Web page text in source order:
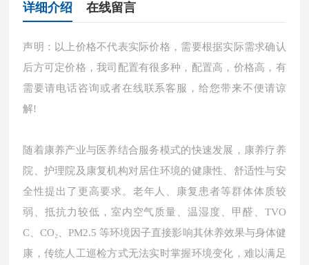
详细介绍 在线留言
声明：以上价格不代表实际价格，需要根据实际需求确认
后方可定价格，我司配置有很多种，配置高，价格高，有
需要请电话咨询或者在线联系客服，给您带来不便请谅
解!
随着康养产业与医养结合服务模式的快速发展，康养疗养
院、护理院及康复机构对居住环境的健康性、舒适性与安
全性提出了更高要求。老年人、康复患者等群体体质较
弱、抵抗力较低，室内空气质量、温湿度、甲醛、TVO
C、CO₂、PM2.5 等环境因子直接影响其休养效果与身体健
康，传统人工巡检方式无法实时掌握环境变化，难以满足